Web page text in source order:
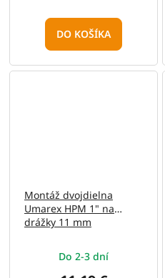
DO KOŠÍKA
Montáž dvojdielna
Umarex HPM 1" na
drážky 11 mm
Do 2-3 dní